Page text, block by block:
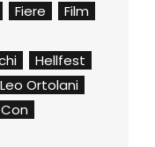
Fiere
Film
Hellfest
Leo Ortolani